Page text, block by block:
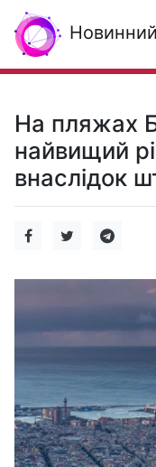
На пляжах
найвищий
внаслідок